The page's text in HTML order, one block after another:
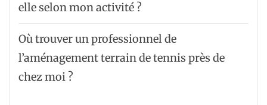
elle selon mon activité ?
Où trouver un professionnel de
l’aménagement terrain de tennis près de
chez moi ?